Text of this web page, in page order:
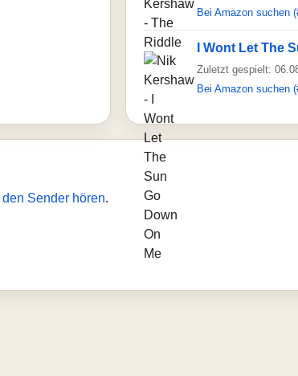
Bei Amazon suchen
I Wont Let The
Zuletzt gespielt:
Bei Amazon suchen
den Sender hören.